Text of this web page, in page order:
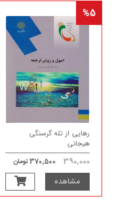
%5
رهایی از تله گرسنگی
هیجانی
390,000 370,500 تومان
مشاهده